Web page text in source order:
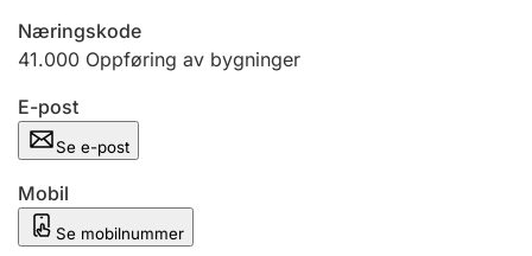
Offentlig sektor
Andre tema
Næringskode
41.000 Oppføring av bygninger
E-post
Se e-post
Mobil
Se mobilnummer